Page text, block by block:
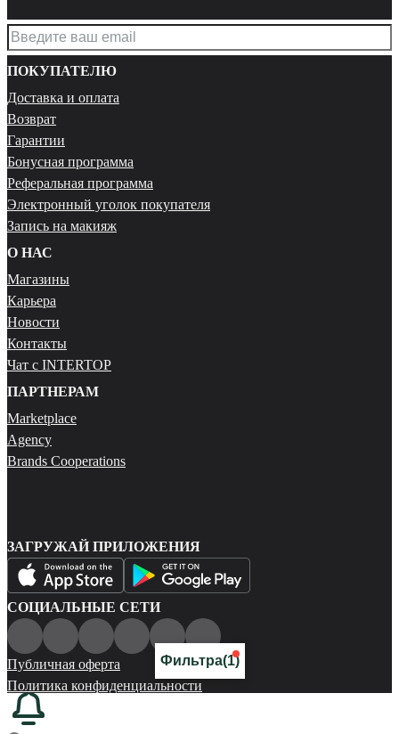
Фильтра(1)
ПОКУПАТЕЛЮ
Доставка и оплата
Возврат
Гарантии
Бонусная программа
Реферальная программа
Электронный уголок покупателя
Запись на макияж
О НАС
Магазины
Карьера
Новости
Контакты
Чат с INTERTOP
ПАРТНЕРАМ
Marketplace
Agency
Brands Cooperations
ЗАГРУЖАЙ ПРИЛОЖЕНИЯ
СОЦИАЛЬНЫЕ СЕТИ
Публичная оферта
Политика конфиденциальности
Карта сайта
© 2026 Все права защищены